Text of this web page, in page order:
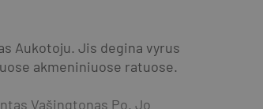
Aukotoju. Jis degina vyrus
akmeniniuose ratuose.
Vašingtonas Po. Jo